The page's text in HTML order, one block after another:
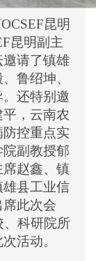
昆明
昆明副主
邀请了镇雄
鲁绍坤、
。 还特别邀
，云南农
控重点实
副教授郁
赵鑫、镇
县工业信
此次会
、科研院所
活动。